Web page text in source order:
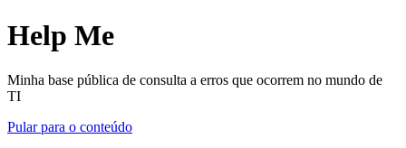
Help Me
Minha base pública de consulta a erros que ocorrem no mundo de
TI
Pular para o conteúdo